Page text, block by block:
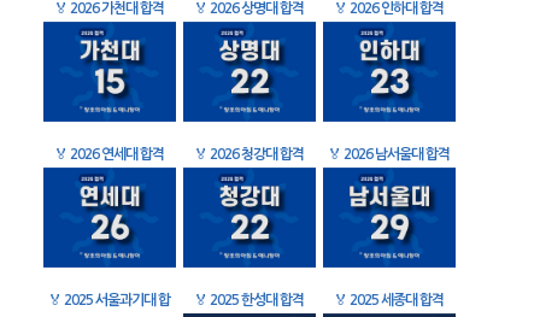
🏅 2026 가천대 합격 🏅 2026 상명대 합격 🏅 2026 인하대 합격
🏅 2026 연세대 합격 🏅 2026 청강대 합격 🏅 2026 남서울대 합격
🏅 2025 서울과기대 합
🏅 2025 한성대 합격 🏅 2025 세종대 합격